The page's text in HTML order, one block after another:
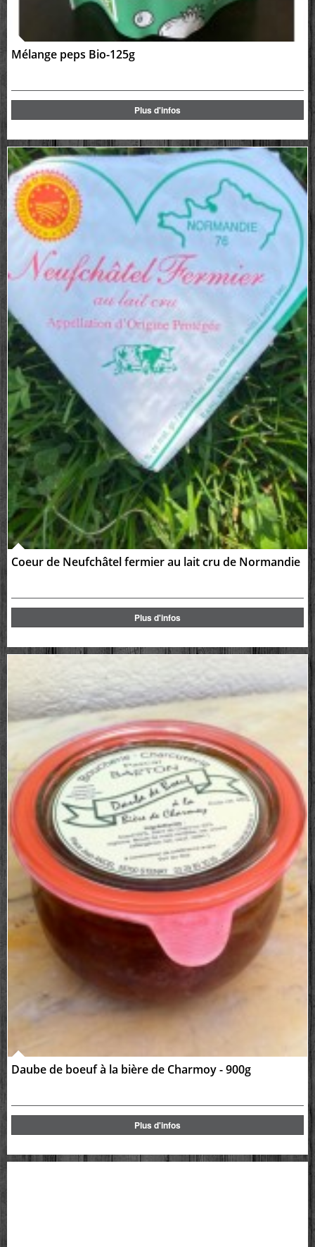
Mélange peps Bio-125g
Plus d'infos
Coeur de Neufchâtel fermier au lait cru de Normandie
Plus d'infos
Daube de boeuf à la bière de Charmoy - 900g
Plus d'infos